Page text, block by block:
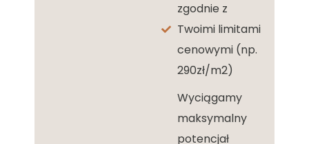
zgodnie z
Twoimi limitami
cenowymi (np.
290zł/m2)
Wyciągamy
maksymalny
potencjał